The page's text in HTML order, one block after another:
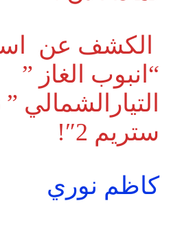
الكشف عن
“انبوب الغاز ”
التيارالشمالي ”
ستريم 2″!
كاظم نوري